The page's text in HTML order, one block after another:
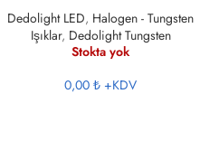
Dedolight LED, Halogen - Tungsten
Işıklar, Dedolight Tungsten
Stokta yok
0,00 ₺ +KDV